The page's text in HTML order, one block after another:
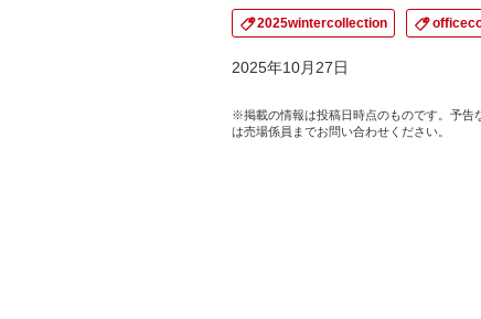
2025wintercollection
2025年10月27日
※掲載の情報は投稿日時点のものです。予告
は売場係員までお問い合わせください。